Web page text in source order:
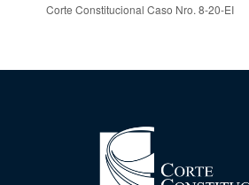
Corte Constitucional Caso Nro. 8-20-EI